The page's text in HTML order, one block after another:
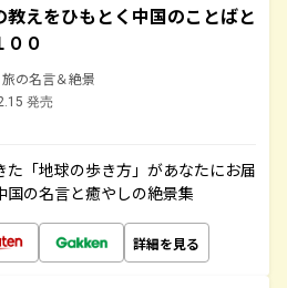
教えをひもとく中国のことばと
００
旅の名言＆絶景
発売
「地球の歩き方」があなたにお届
国の名言と癒やしの絶景集
詳細を見る